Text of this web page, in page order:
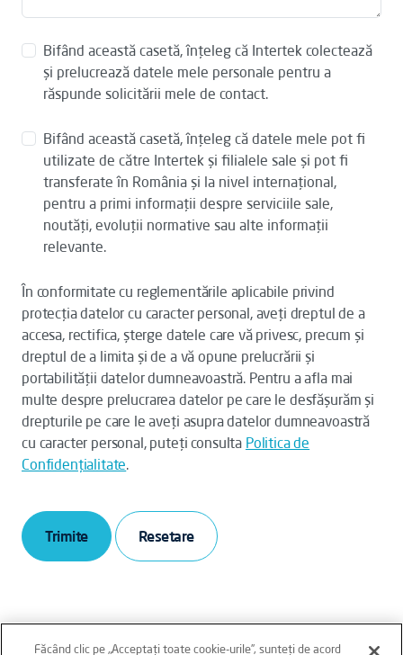
Bifând această casetă, înțeleg că Intertek colectează
și prelucrează datele mele personale pentru a
răspunde solicitării mele de contact.
Bifând această casetă, înțeleg că datele mele pot fi
utilizate de către Intertek și filialele sale și pot fi
transferate în România și la nivel internațional,
pentru a primi informații despre serviciile sale,
noutăți, evoluții normative sau alte informații
relevante.
În conformitate cu reglementările aplicabile privind
protecția datelor cu caracter personal, aveți dreptul de a
accesa, rectifica, șterge datele care vă privesc, precum și
dreptul de a limita și de a vă opune prelucrării și
portabilității datelor dumneavoastră. Pentru a afla mai
multe despre prelucrarea datelor pe care le desfășurăm și
drepturile pe care le aveți asupra datelor dumneavoastră
cu caracter personal, puteți consulta Politica de
Confidenţialitate.
Trimite
Făcând clic pe „Acceptați toate cookie-urile”, sunteți de acord